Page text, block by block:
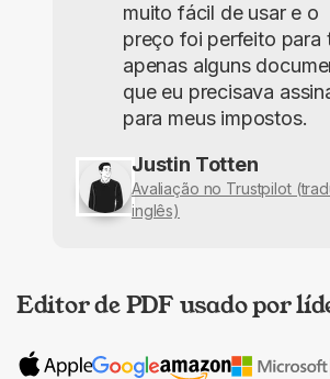
muito fácil de usar e o
preço foi perfeito para
apenas alguns
que eu precisava
para meus impostos.
Justin Totten
Avaliação no Trustpilot
inglês)
Editor de PDF usado por